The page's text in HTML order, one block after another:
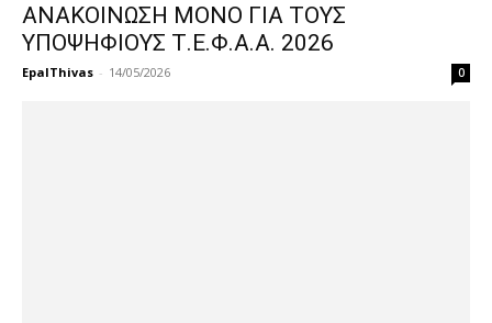
ΑΝΑΚΟΙΝΩΣΗ ΜΟΝΟ ΓΙΑ ΤΟΥΣ
ΥΠΟΨΗΦΙΟΥΣ Τ.Ε.Φ.Α.Α. 2026
EpalThivas - 14/05/2026 0